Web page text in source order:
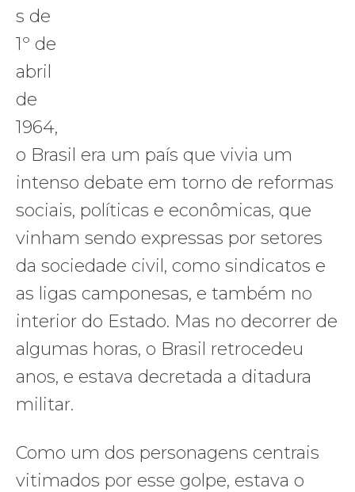
s de
1º de
abril
de
1964,
o Brasil era um país que vivia um
intenso debate em torno de reformas
sociais, políticas e econômicas, que
vinham sendo expressas por setores
da sociedade civil, como sindicatos e
as ligas camponesas, e também no
interior do Estado. Mas no decorrer de
algumas horas, o Brasil retrocedeu
anos, e estava decretada a ditadura
militar.
Como um dos personagens centrais
vitimados por esse golpe, estava o